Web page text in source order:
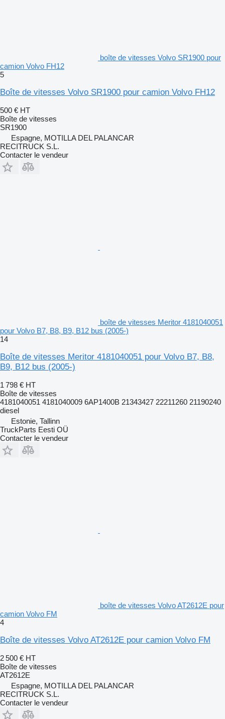
boîte de vitesses Volvo SR1900 pour
camion Volvo FH12
5
Boîte de vitesses Volvo SR1900 pour camion Volvo FH12
500 € HT
Boîte de vitesses
SR1900
Espagne, MOTILLA DEL PALANCAR
RECITRUCK S.L.
Contacter le vendeur
boîte de vitesses Meritor 4181040051
pour Volvo B7, B8, B9, B12 bus (2005-)
14
Boîte de vitesses Meritor 4181040051 pour Volvo B7, B8,
B9, B12 bus (2005-)
1 798 € HT
Boîte de vitesses
4181040051 4181040009 6AP1400B 21343427 22211260 21190240
diesel
Estonie, Tallinn
TruckParts Eesti OÜ
Contacter le vendeur
boîte de vitesses Volvo AT2612E pour
camion Volvo FM
4
Boîte de vitesses Volvo AT2612E pour camion Volvo FM
2 500 € HT
Boîte de vitesses
AT2612E
Espagne, MOTILLA DEL PALANCAR
RECITRUCK S.L.
Contacter le vendeur